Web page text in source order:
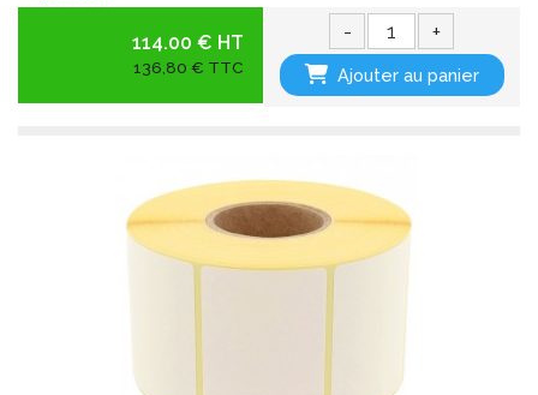
114.00 € HT
136,80 € TTC
- +
Ajouter au panier